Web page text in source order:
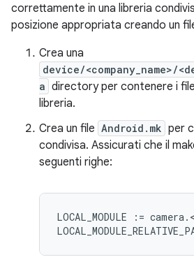
correttamente in una libreria
posizione appropriata creando un
Crea una
device/<company_name>/
a directory per contenere i
libreria.
Crea un file Android.mk per
condivisa. Assicurati che il
seguenti righe:
LOCAL_MODULE :=